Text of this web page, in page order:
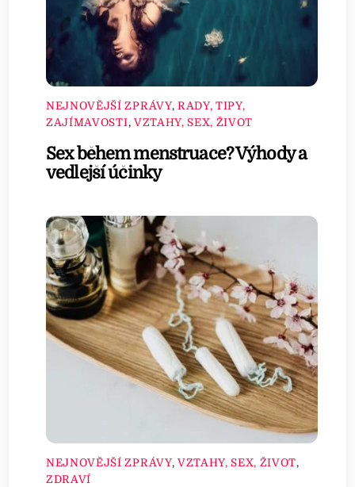
NEJNOVĚJŠÍ ZPRÁVY, RADY, TIPY,
ZAJÍMAVOSTI, VZTAHY, SEX, ŽIVOT
Sex během menstruace? Výhody a
vedlejší účinky
NEJNOVĚJŠÍ ZPRÁVY, VZTAHY, SEX, ŽIVOT,
ZDRAVÍ